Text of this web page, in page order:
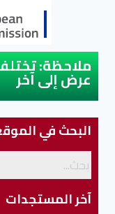
ملاحظة:
عرض إلى آخر
البحث في
آخر المستجدات